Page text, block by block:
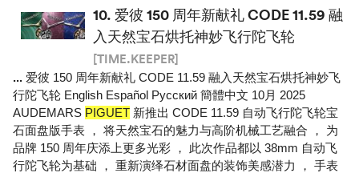
10. 爱彼 150 周年新献礼 CODE 11.59 融
入天然宝石烘托神妙飞行陀飞轮
[TIME.KEEPER]
... 爱彼 150 周年新献礼 CODE 11.59 融入天然宝石烘托神妙飞
行陀飞轮 English Español Pусский 簡體中文 10月 2025
AUDEMARS PIGUET 新推出 CODE 11.59 自动飞行陀飞轮宝
石面盘版手表 ， 将天然宝石的魅力与高阶机械工艺融合 ， 为
品牌 150 周年庆添上更多光彩 ， 此次作品都以 38mm 自动飞
行陀飞轮为基础 ， 重新演绎石材面盘的装饰美感潜力 ， 手表